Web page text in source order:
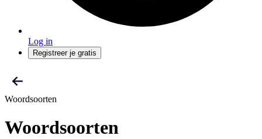
Log in
Registreer je gratis
Woordsoorten
Woordsoorten